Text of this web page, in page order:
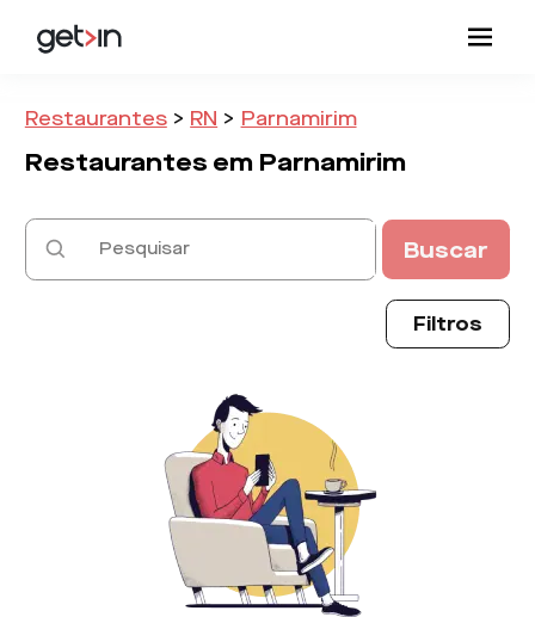
Restaurantes > RN > Parnamirim
Restaurantes em Parnamirim
Buscar
Filtros